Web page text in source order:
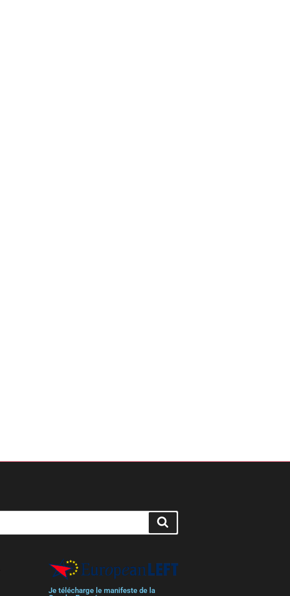
Je télécharge le manifeste de la